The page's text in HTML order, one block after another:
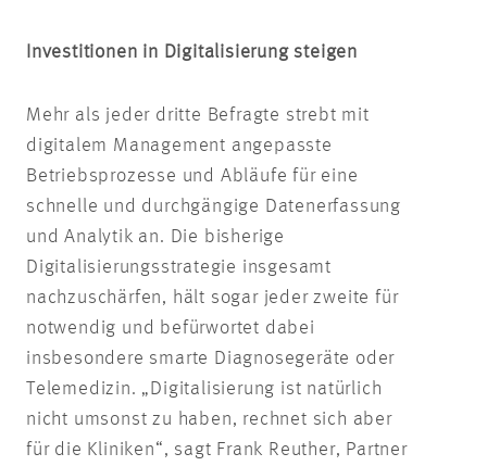
Investitionen in Digitalisierung steigen
Mehr als jeder dritte Befragte strebt mit
digitalem Management angepasste
Betriebsprozesse und Abläufe für eine
schnelle und durchgängige Datenerfassung
und Analytik an. Die bisherige
Digitalisierungsstrategie insgesamt
nachzuschärfen, hält sogar jeder zweite für
notwendig und befürwortet dabei
insbesondere smarte Diagnosegeräte oder
Telemedizin. „Digitalisierung ist natürlich
nicht umsonst zu haben, rechnet sich aber
für die Kliniken“, sagt Frank Reuther, Partner